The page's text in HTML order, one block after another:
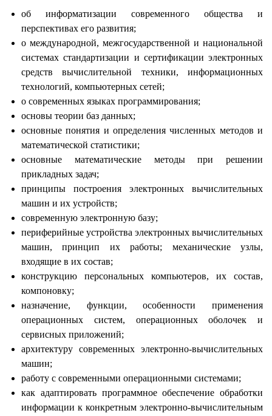
об информатизации современного общества и
перспективах его развития;
о международной, межгосударственной и национальной
системах стандартизации и сертификации электронных
средств вычислительной техники, информационных
технологий, компьютерных сетей;
о современных языках программирования;
основы теории баз данных;
основные понятия и определения численных методов и
математической статистики;
основные математические методы при решении
прикладных задач;
принципы построения электронных вычислительных
машин и их устройств;
современную электронную базу;
периферийные устройства электронных вычислительных
машин, принцип их работы; механические узлы,
входящие в их состав;
конструкцию персональных компьютеров, их состав,
компоновку;
назначение, функции, особенности применения
операционных систем, операционных оболочек и
сервисных приложений;
архитектуру современных электронно-вычислительных
машин;
работу с современными операционными системами;
как адаптировать программное обеспечение обработки
информации к конкретным электронно-вычислительным